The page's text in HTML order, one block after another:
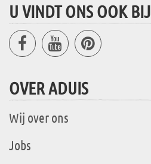
U VINDT ONS OOK BIJ
OVER ADUIS
Wij over ons
Jobs